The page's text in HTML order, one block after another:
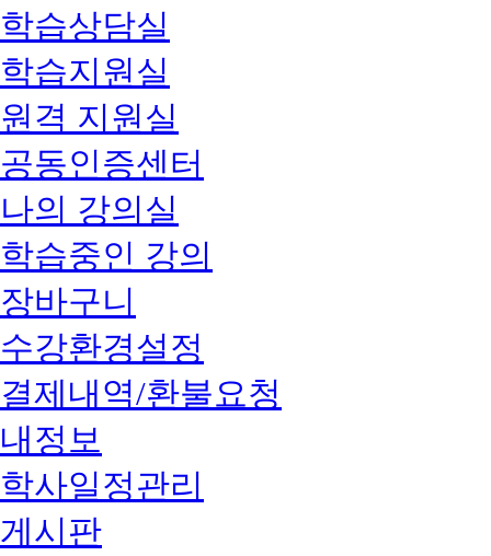
학습상담실
학습지원실
원격 지원실
공동인증센터
나의 강의실
학습중인 강의
장바구니
수강환경설정
결제내역/환불요청
내정보
학사일정관리
게시판